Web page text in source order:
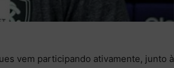
vem participando ativamente, junto à